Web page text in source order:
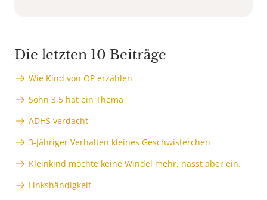
Die letzten 10 Beiträge
Wie Kind von OP erzählen
Sohn 3,5 hat ein Thema
ADHS verdacht
3-Jähriger Verhalten kleines Geschwisterchen
Kleinkind möchte keine Windel mehr, nässt aber ein.
Linkshändigkeit